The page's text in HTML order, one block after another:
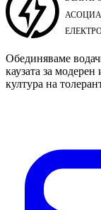
Обединяваме
каузата за
култура на